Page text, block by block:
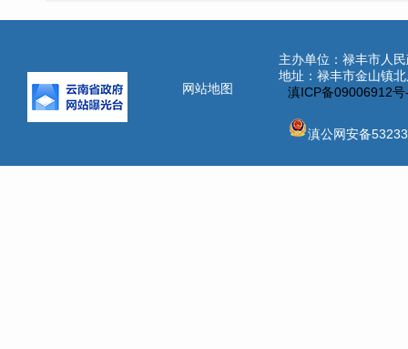
网站地图
主办单位：禄丰市人
地址：禄丰市金山镇
滇ICP备09006912
滇公网安备